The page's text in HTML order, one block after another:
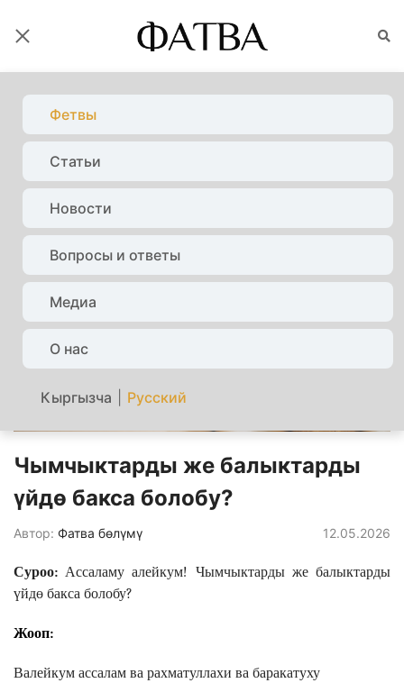
Фетвы
Статьи
Новости
Вопросы и ответы
Медиа
О нас
Кыргызча Русский
ФАТВАЛАР
Главная Фетвы
Тыйылган жана уруксат
берилген иштер
Чымчыктарды же балыктарды
үйдө бакса болобу?
Автор: Фатва бөлүмү 12.05.2026
Суроо: Ассаламу алейкум! Чымчыктарды же балыктарды
үйдө бакса болобу?
Жооп:
Валейкум ассалам ва рахматуллахи ва баракатуху